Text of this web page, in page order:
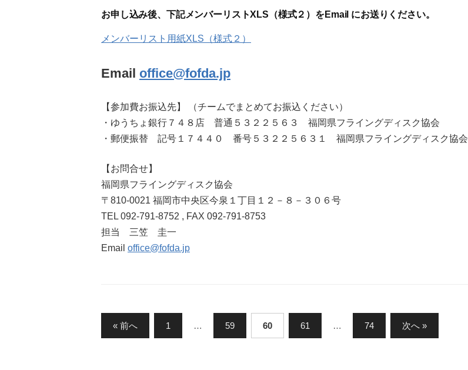
お申し込み後、下記メンバーリストXLS（様式２）をEmail にお送りください。
メンバーリスト用紙XLS（様式２）
Email office@fofda.jp
【参加費お振込先】 （チームでまとめてお振込ください）
・ゆうちょ銀行７４８店 普通５３２２５６３ 福岡県フライングディスク協会
・郵便振替 記号１７４４０ 番号５３２２５６３１ 福岡県フライングディスク協会
【お問合せ】
福岡県フライングディスク協会
〒810-0021 福岡市中央区今泉１丁目１２－８－３０６号
TEL 092-791-8752 , FAX 092-791-8753
担当 三笠 圭一
Email office@fofda.jp
稿
« 前へ 1 … 59 60 61 … 74 次へ »